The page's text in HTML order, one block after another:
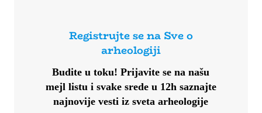
Registrujte se na Sve o
arheologiji
Budite u toku!Prijavite se na našu
mejl listu i svake srede u 12h saznajte
najnovije vesti iz sveta arheologije